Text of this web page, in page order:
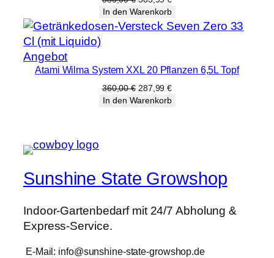
Preis
war:
380,00 €
Preis
ist:
303,99 €.
In den Warenkorb
AngebotProdukt
im
Angebot
Atami Wilma System XXL 20 Pflanzen 6,5L Topf
360,00€ Ursprünglicher
Preis
287,99€Aktueller
Preis
In den Warenkorb
Sunshine State Growshop
Indoor-Gartenbedarf mit 24/7 Abholung &
Express-Service.
E-Mail: info@sunshine-state-growshop.de